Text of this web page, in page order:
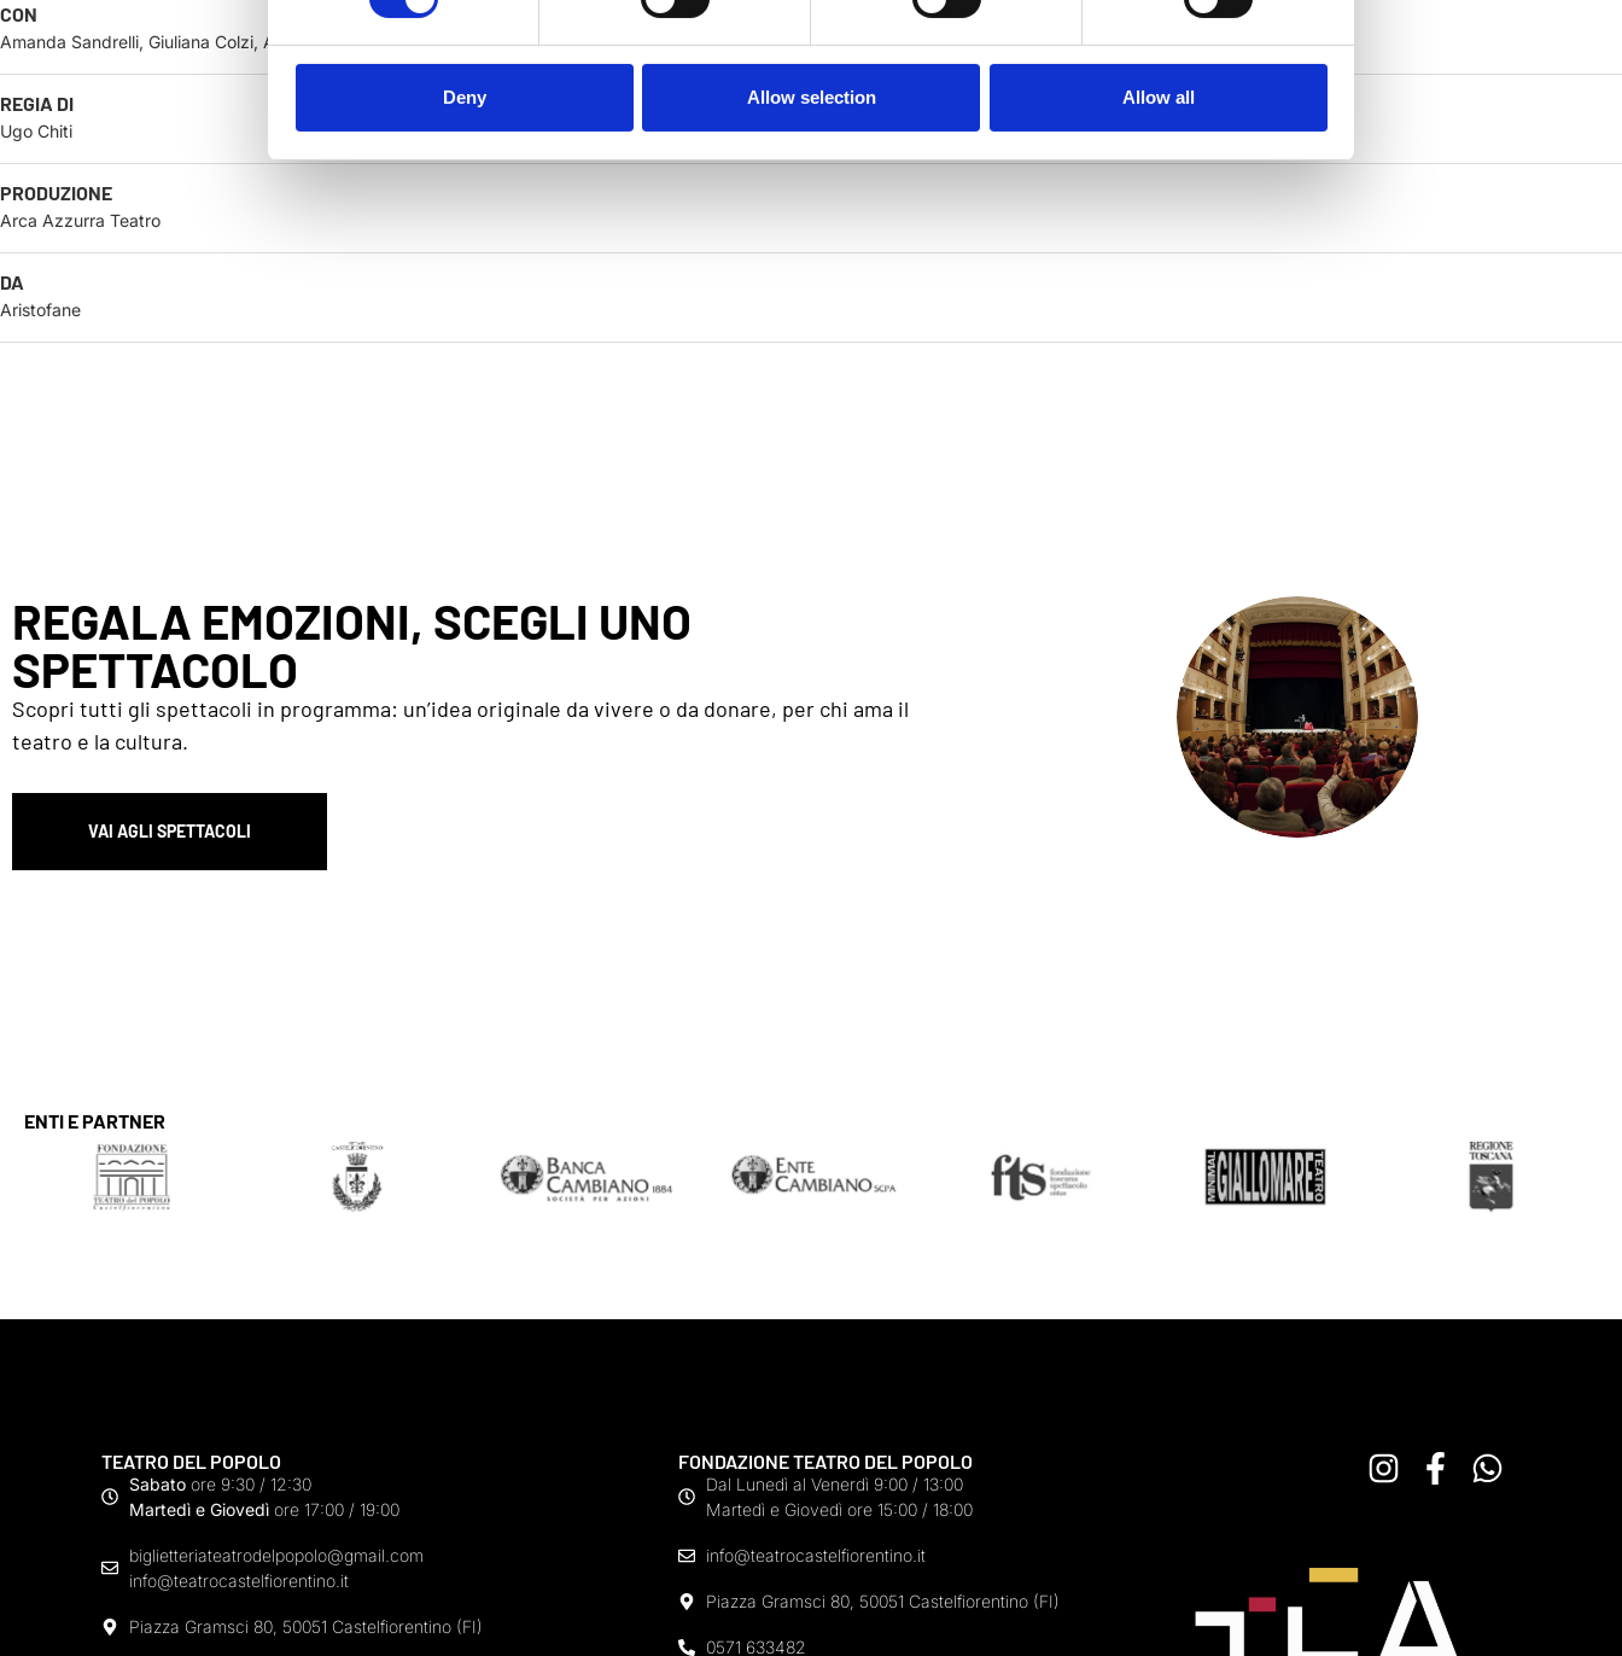
Deny Allow selection Allow all
CON
Amanda Sandrelli, Giuliana Colzi, Andrea Costagli, Dimitri Frosali, Massimo Salvianti, Lucia Socci, Gabriele Giaffreda e due attori in corso di definizione
REGIA DI
Ugo Chiti
PRODUZIONE
Arca Azzurra Teatro
DA
Aristofane
REGALA EMOZIONI, SCEGLI UNO
SPETTACOLO
Scopri tutti gli spettacoli in programma: un’idea originale da vivere o da donare, per chi ama il
teatro e la cultura.
VAI AGLI SPETTACOLI
ENTI E PARTNER
TEATRO DEL POPOLO
Sabato ore 9:30 / 12:30
Martedì e Giovedì ore 17:00 / 19:00
biglietteriateatrodelpopolo@gmail.com
info@teatrocastelfiorentino.it
Piazza Gramsci 80, 50051 Castelfiorentino (FI)
FONDAZIONE TEATRO DEL POPOLO
Dal Lunedì al Venerdì 9:00 / 13:00
Martedì e Giovedì ore 15:00 / 18:00
info@teatrocastelfiorentino.it
Piazza Gramsci 80, 50051 Castelfiorentino (FI)
0571 633482